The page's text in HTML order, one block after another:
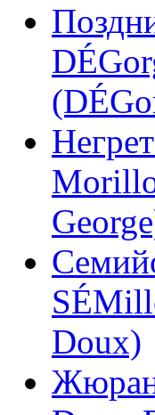
Doux)